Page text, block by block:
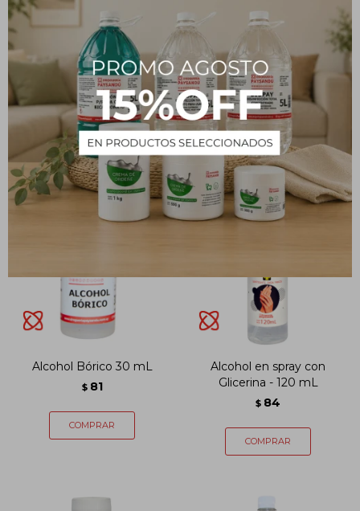
ALCOHOL EN GEL X
980mL/880g SIN
VALVULA
$ 216
Alcohol en gel lavanda -
980 mL
$
Alcohol Bórico 30 mL
$ 81
Alcohol en spray con
Glicerina - 120 mL
$ 84